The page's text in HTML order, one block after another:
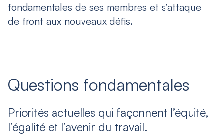
fondamentales de ses membres et s’attaque
de front aux nouveaux défis.
Questions fondamentales
Priorités actuelles qui façonnent l’équité,
l’égalité et l’avenir du travail.